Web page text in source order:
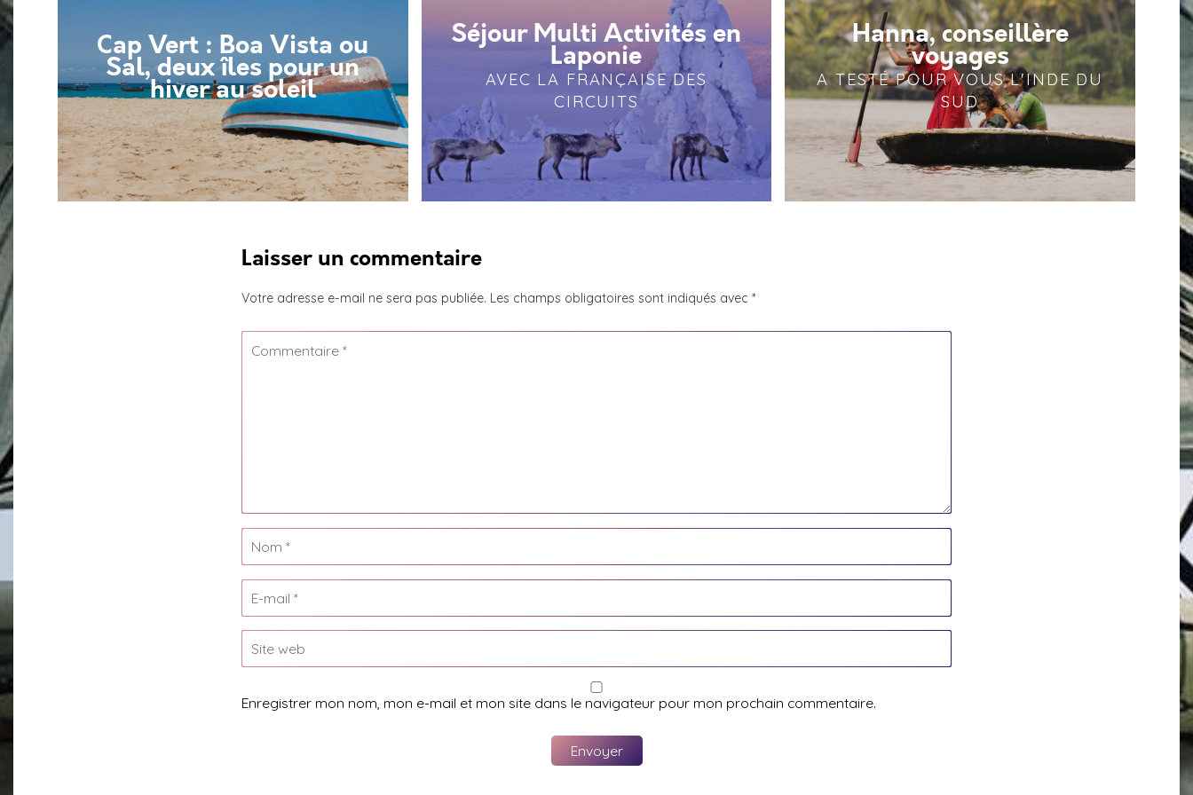
Cap Vert : Boa Vista ou
Sal, deux îles pour un
hiver au soleil
Séjour Multi Activités en
Laponie
AVEC LA FRANÇAISE DES
CIRCUITS
Hanna, conseillère
voyages
A TESTÉ POUR VOUS L'INDE DU
SUD
Laisser un commentaire
Votre adresse e-mail ne sera pas publiée. Les champs obligatoires sont indiqués avec *
Enregistrer mon nom, mon e-mail et mon site dans le navigateur pour mon prochain commentaire.